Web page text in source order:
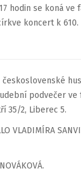
hodin se koná ve
koncert k
podvečer
35/2, Liberec 5.
VLADIMÍRA